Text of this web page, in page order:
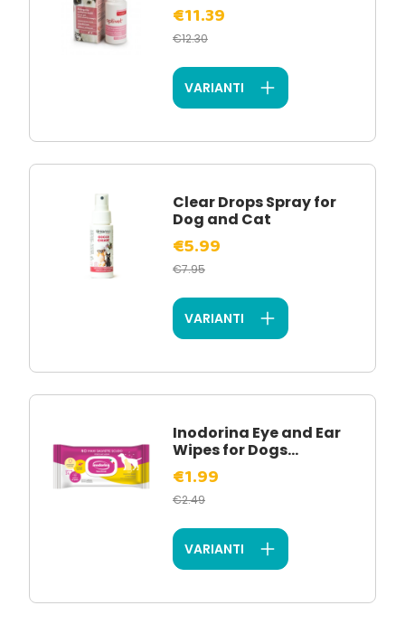
€11.39
€12.30
VARIANTI
Clear Drops Spray for
Dog and Cat
€5.99
€7.95
VARIANTI
Inodorina Eye and Ear
Wipes for Dogs...
€1.99
€2.49
VARIANTI